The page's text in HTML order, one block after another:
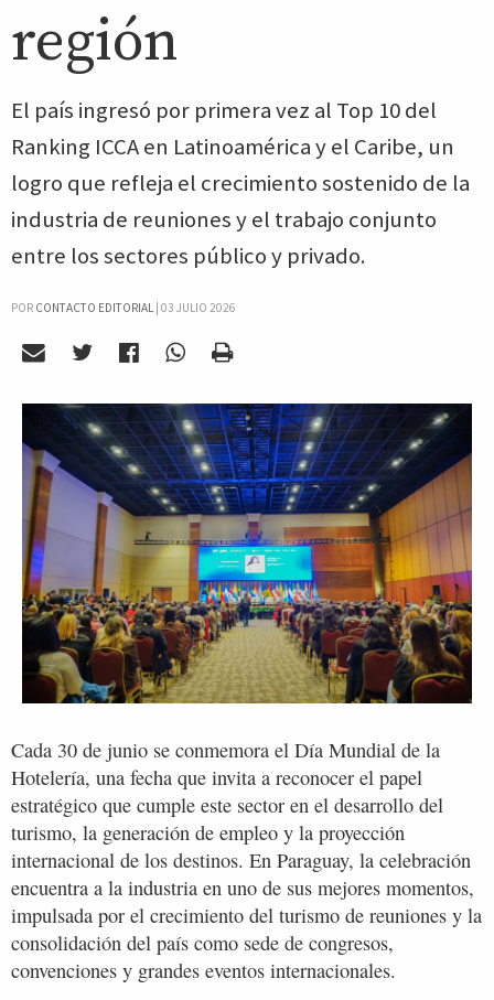
región
El país ingresó por primera vez al Top 10 del
Ranking ICCA en Latinoamérica y el Caribe, un
logro que refleja el crecimiento sostenido de la
industria de reuniones y el trabajo conjunto
entre los sectores público y privado.
POR CONTACTO EDITORIAL| 03 JULIO 2026
Cada 30 de junio se conmemora el Día Mundial de la
Hotelería, una fecha que invita a reconocer el papel
estratégico que cumple este sector en el desarrollo del
turismo, la generación de empleo y la proyección
internacional de los destinos. En Paraguay, la celebración
encuentra a la industria en uno de sus mejores momentos,
impulsada por el crecimiento del turismo de reuniones y la
consolidación del país como sede de congresos,
convenciones y grandes eventos internacionales.